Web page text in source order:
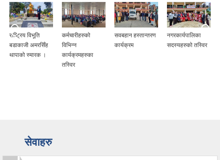
राष्ट्रिय विभूति
बडाकाजी अमरसिँह
थापाको स्मारक ।
कर्मचारीहरुको
विभिन्न
कार्यक्रमहरुका
तस्विर
सवबहान हस्तान्तरण
कार्यक्रम
नगरकार्यपालिका
सदस्यहरुको तस्विर
सेवाहरु